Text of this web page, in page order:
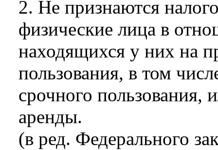
2. Не признаются
физические лица в
находящихся у них на
пользования, в том
срочного пользования,
аренды.
(в ред. Федерального